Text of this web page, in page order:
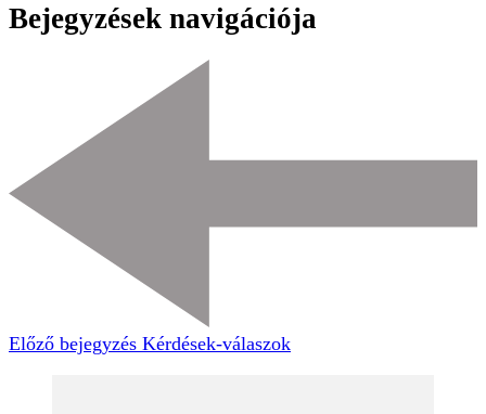
Bejegyzések navigációja
Előző bejegyzés Kérdések-válaszok